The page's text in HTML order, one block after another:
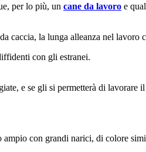
per lo più, un cane da lavoro e
caccia, la lunga alleanza nel
con gli estranei.
e se gli si permetterà di lavorare
ampio con grandi narici, di colore